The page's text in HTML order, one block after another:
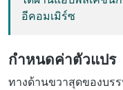
อีคอมเมิร์ซ
กำหนดค่าตัวแปร
ทางด้านขวาสุดของบ